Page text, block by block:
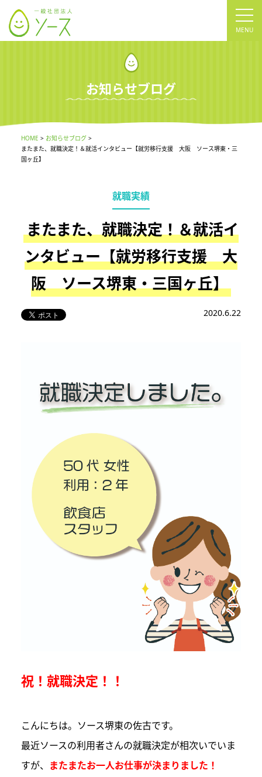
お知らせブログ
HOME
お知らせブログ
またまた、就職決定！＆就活インタビュー【就労移行支援 大阪 ソース堺東・三
国ヶ丘】
就職実績
またまた、就職決定！＆就活イ
ンタビュー【就労移行支援 大
阪 ソース堺東・三国ヶ丘】
2020.6.22
祝！就職決定！！
こんにちは。ソース堺東の佐古です。
最近ソースの利用者さんの就職決定が相次いでいま
すが、 またまたお一人お仕事が決まりました！